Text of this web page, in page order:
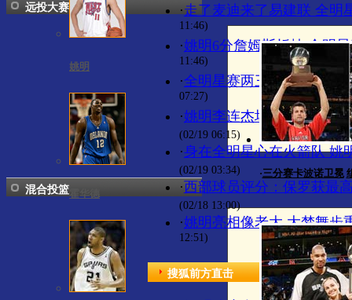
远投大赛
·三分赛卡波诺卫冕
混合投篮
姚明
霍华德
·走了麦迪来了易建联 全明
11:46)
·姚明6分詹姆斯折桂 全明
11:46)
·全明星赛两三事："皇帝"
07:27)
·姚明李连杰场内外联袂表
(02/19 06:15)
·身在全明星心在火箭队 姚
(02/19 03:34)
·西部球员评分：保罗获最
(02/18 13:00)
·姚明亮相像老大 大梦舞步
12:51)
搜狐前方直击